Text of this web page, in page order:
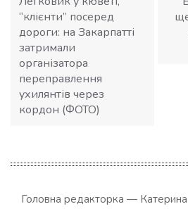
“клієнти” посеред
дороги: на Закарпатті
затримали
організатора
переправлення
ухилянтів через
кордон (ФОТО)
Головна редакторка —